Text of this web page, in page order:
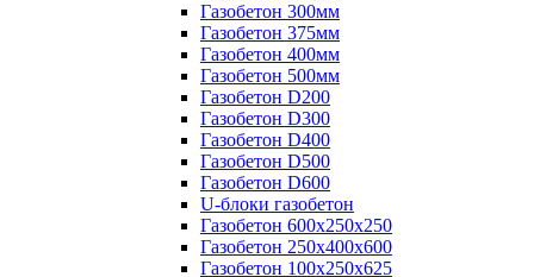
Газобетон 300мм
Газобетон 375мм
Газобетон 400мм
Газобетон 500мм
Газобетон D200
Газобетон D300
Газобетон D400
Газобетон D500
Газобетон D600
U-блоки газобетон
Газобетон 600x250x250
Газобетон 250x400x600
Газобетон 100х250х625